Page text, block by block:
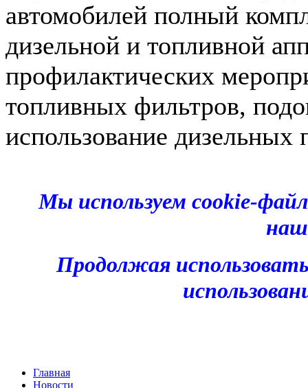
автомобилей полный
дизельной и топливной
профилактических
топливных фильтров,
использование дизельных
Мы используем cookie-
Продолжая
Главная
Новости